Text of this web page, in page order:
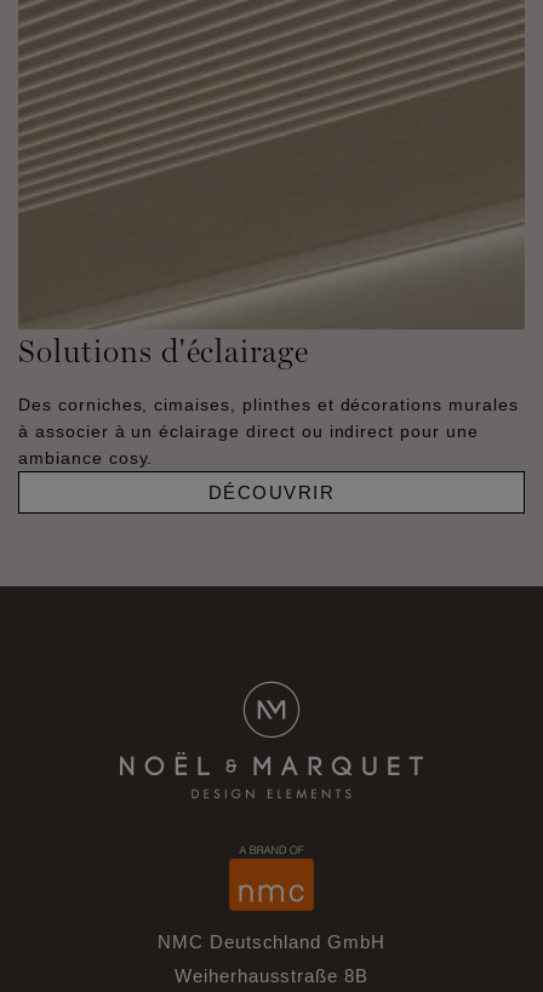
Solutions d'éclairage
Des corniches, cimaises, plinthes et décorations murales
à associer à un éclairage direct ou indirect pour une
ambiance cosy.
DÉCOUVRIR
NMC Deutschland GmbH
Weiherhausstraße 8B